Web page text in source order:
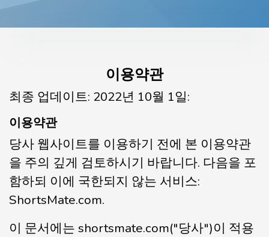
이용약관
최종 업데이트: 2022년 10월 1일:
이용약관
당사 웹사이트를 이용하기 전에 본 이용약관
을 주의 깊게 검토하시기 바랍니다. 다음을 포
함하되 이에 국한되지 않는 서비스:
ShortsMate.com.
이 문서에는 shortsmate.com("당사")이 적용